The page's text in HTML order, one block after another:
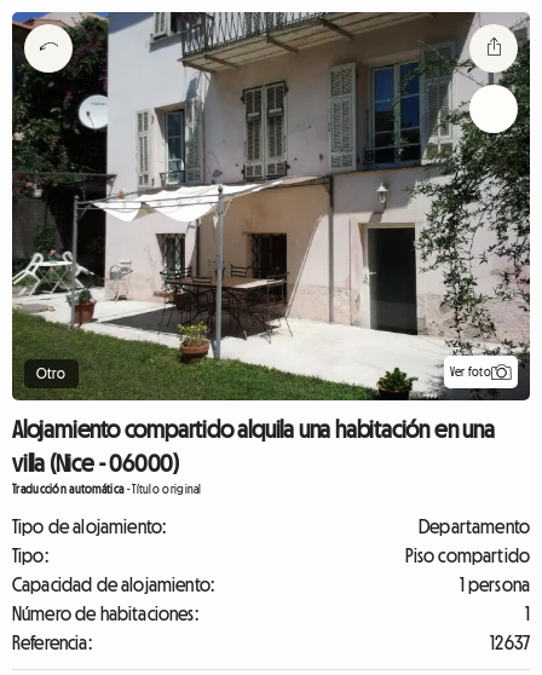
Otro Ver foto
Alojamiento compartido alquila una habitación en una
villa (Nice - 06000)
Traducción automática-Título original
Tipo de alojamiento:
Departamento
Tipo:
Piso compartido
Capacidad de alojamiento:
1 persona
Número de habitaciones:
1
Referencia:
12637